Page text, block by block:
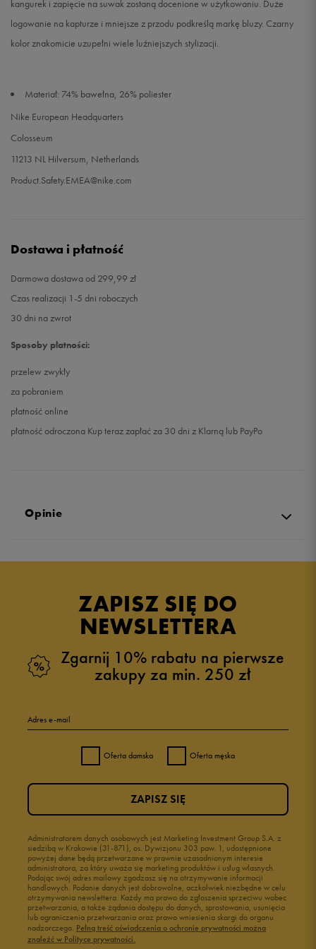
kangurek i zapięcie na suwak zostaną docenione w użytkowaniu. Duże
logowanie na kapturze i mniejsze z przodu podkreślą markę bluzy. Czarny
kolor znakomicie uzupełni wiele luźniejszych stylizacji.
Materiał: 74% bawełna, 26% poliester
Nike European Headquarters
Colosseum
11213 NL Hilversum, Netherlands
Product.Safety.EMEA@nike.com
Dostawa i płatność
Darmowa dostawa od 299,99 zł
Czas realizacji 1-5 dni roboczych
30 dni na zwrot
Sposoby płatności:
przelew zwykły
za pobraniem
płatność online
płatność odroczona Kup teraz zapłać za 30 dni z Klarną lub PayPo
Opinie
ZAPISZ SIĘ DO
NEWSLETTERA
Zgarnij 10% rabatu na pierwsze
zakupy za min. 250 zł
Adres e-mail
Oferta damska Oferta męska
Administratorem danych osobowych jest Marketing Investment Group S.A. z
siedzibą w Krakowie (31-871), os. Dywizjonu 303 paw. 1, udostępnione
powyżej dane będą przetwarzane w prawnie uzasadnionym interesie
administratora, za który uważa się marketing produktów i usług własnych.
Podając swój adres mailowy zgadzasz się na otrzymywanie informacji
handlowych. Podanie danych jest dobrowolne, aczkolwiek niezbędne w celu
otrzymywania newslettera. Każdy ma prawo do zgłoszenia sprzeciwu wobec
przetwarzania, a także żądania dostępu do danych, sprostowania, usunięcia
lub ograniczenia przetwarzania oraz prawo wniesienia skargi do organu
nadzorczego. Pełną treść oświadczenia o ochronie prywatności można
znaleźć w Polityce prywatności.
ZAPISZ SIĘ